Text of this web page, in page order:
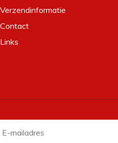
Verzendinformatie
Contact
Links